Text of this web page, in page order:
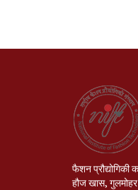
फैशन प्रौद्योगिकी
हौज खास, गुलमोहर